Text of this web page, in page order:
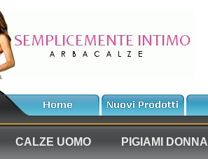
CALZE UOMO PIGIAMI DONNA